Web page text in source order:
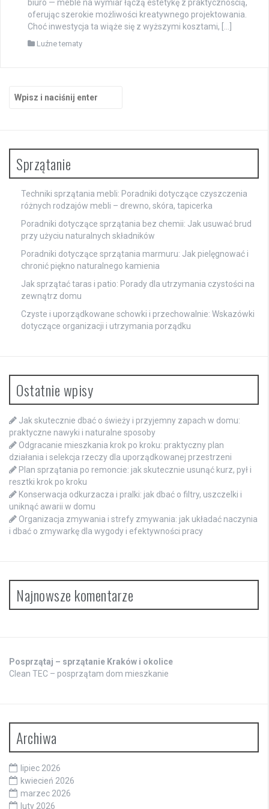
biuro — meble na wymiar łączą estetykę z praktycznością,
oferując szerokie możliwości kreatywnego projektowania.
Choć inwestycja ta wiąże się z wyższymi kosztami, […]
Luźne tematy
Sprzątanie
Techniki sprzątania mebli: Poradniki dotyczące czyszczenia
różnych rodzajów mebli – drewno, skóra, tapicerka
Poradniki dotyczące sprzątania bez chemii: Jak usuwać brud
przy użyciu naturalnych składników
Poradniki dotyczące sprzątania marmuru: Jak pielęgnować i
chronić piękno naturalnego kamienia
Jak sprzątać taras i patio: Porady dla utrzymania czystości na
zewnątrz domu
Czyste i uporządkowane schowki i przechowalnie: Wskazówki
dotyczące organizacji i utrzymania porządku
Ostatnie wpisy
Jak skutecznie dbać o świeży i przyjemny zapach w domu:
praktyczne nawyki i naturalne sposoby
Odgracanie mieszkania krok po kroku: praktyczny plan
działania i selekcja rzeczy dla uporządkowanej przestrzeni
Plan sprzątania po remoncie: jak skutecznie usunąć kurz, pył i
resztki krok po kroku
Konserwacja odkurzacza i pralki: jak dbać o filtry, uszczelki i
uniknąć awarii w domu
Organizacja zmywania i strefy zmywania: jak układać naczynia
i dbać o zmywarkę dla wygody i efektywności pracy
Najnowsze komentarze
Posprzątaj – sprzątanie Kraków i okolice
Clean TEC – posprzątam dom mieszkanie
Archiwa
lipiec 2026
kwiecień 2026
marzec 2026
luty 2026